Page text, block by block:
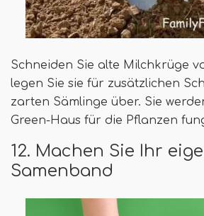
Schneiden Sie alte Milchkrüge
legen Sie sie für zusätzlichen
zarten Sämlinge über. Sie
Green-Haus für die Pflanzen
12. Machen Sie Ihr
Samenband